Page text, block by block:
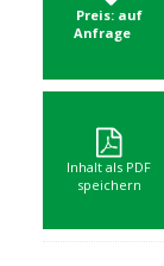
Preis: auf
Anfrage
Inhalt als PDF
speichern